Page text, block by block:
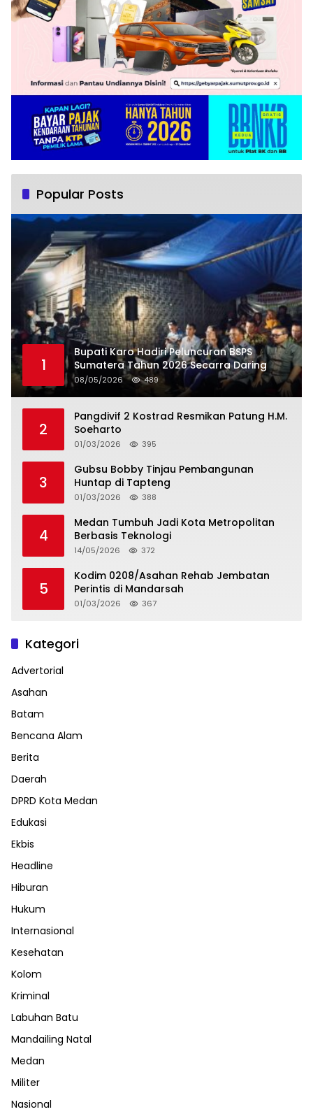
Popular Posts
1
Bupati Karo Hadiri Peluncuran BSPS
Sumatera Tahun 2026 Secarra Daring
08/05/2026 489
2
Pangdivif 2 Kostrad Resmikan Patung H.M.
Soeharto
01/03/2026 395
3
Gubsu Bobby Tinjau Pembangunan
Huntap di Tapteng
01/03/2026 388
4
Medan Tumbuh Jadi Kota Metropolitan
Berbasis Teknologi
14/05/2026 372
5
Kodim 0208/Asahan Rehab Jembatan
Perintis di Mandarsah
01/03/2026 367
Kategori
Advertorial
Asahan
Batam
Bencana Alam
Berita
Daerah
DPRD Kota Medan
Edukasi
Ekbis
Headline
Hiburan
Hukum
Internasional
Kesehatan
Kolom
Kriminal
Labuhan Batu
Mandailing Natal
Medan
Militer
Nasional